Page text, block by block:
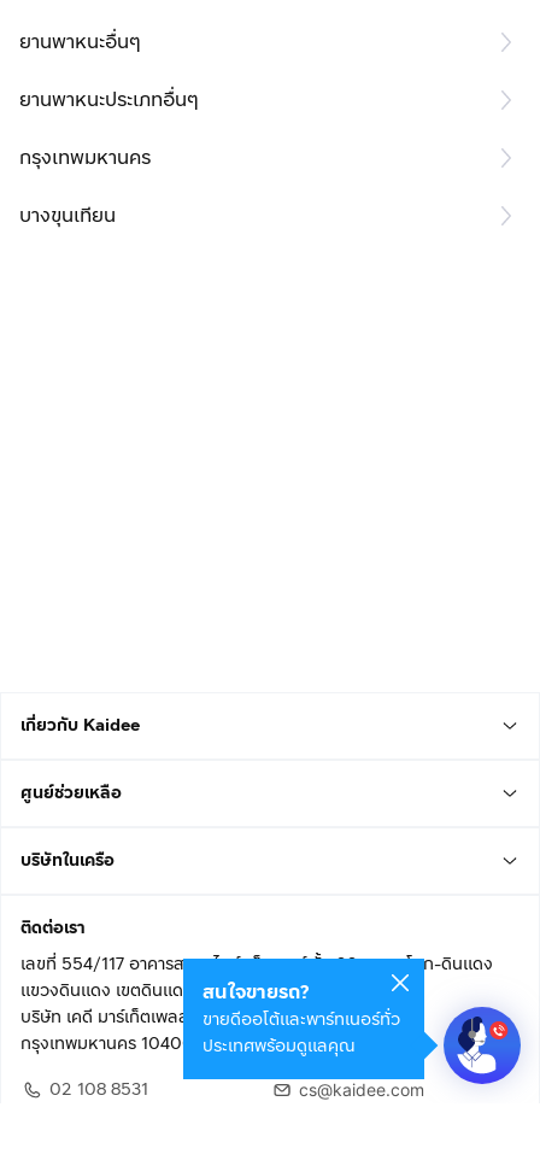
ยานพาหนะอื่นๆ
ยานพาหนะประเภทอื่นๆ
กรุงเทพมหานคร
บางขุนเทียน
เกี่ยวกับ Kaidee
ศูนย์ช่วยเหลือ
บริษัทในเครือ
ติดต่อเรา
เลขที่ 554/117 อาคารสกายไนน์ เซ็นเตอร์ ชั้น 22 ถนนอโศก-ดินแดง
แขวงดินแดง เขตดินแดง
บริษัท เคดี มาร์เก็ตเพลส จำกัด (สำนักงานใหญ่)
กรุงเทพมหานคร 10400
02 108 8531
cs@kaidee.com
สนใจขายรถ?
ขายดีออโต้และพาร์ทเนอร์ทั่ว
ประเทศพร้อมดูแลคุณ